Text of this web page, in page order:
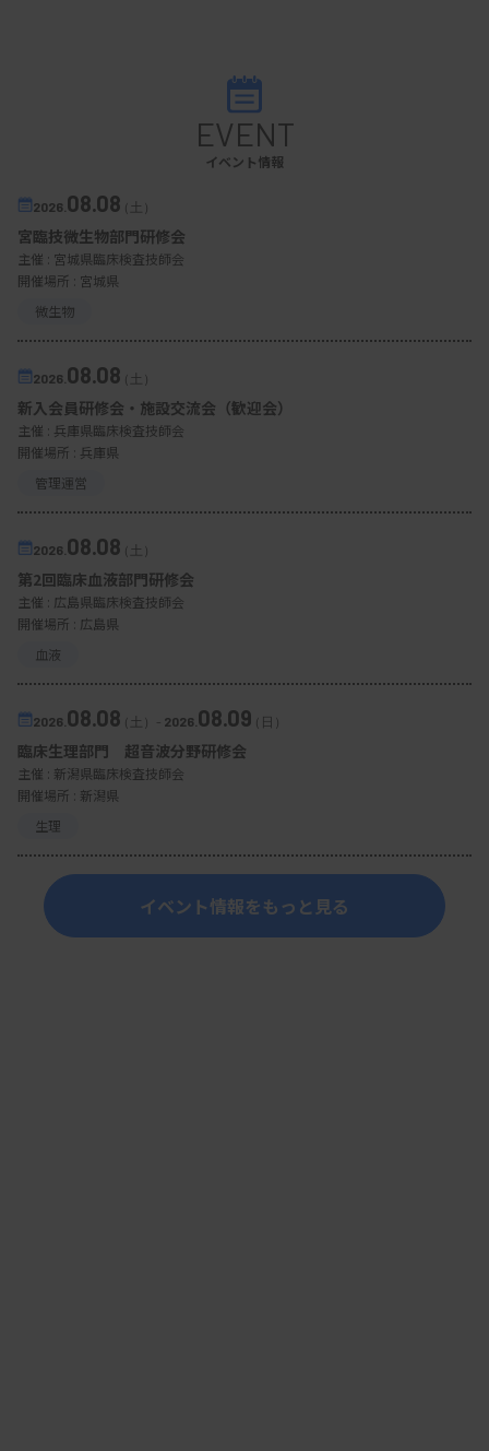
EVENT
イベント情報
2026. 08.08（土）
宮臨技微生物部門研修会
主催 : 宮城県臨床検査技師会
開催場所 : 宮城県
微生物
2026. 08.08（土）
新入会員研修会・施設交流会（歓迎会）
主催 : 兵庫県臨床検査技師会
開催場所 : 兵庫県
管理運営
2026. 08.08（土）
第2回臨床血液部門研修会
主催 : 広島県臨床検査技師会
開催場所 : 広島県
血液
2026. 08.08（土） - 2026. 08.09 （日）
臨床生理部門 超音波分野研修会
主催 : 新潟県臨床検査技師会
開催場所 : 新潟県
生理
イベント情報をもっと見る